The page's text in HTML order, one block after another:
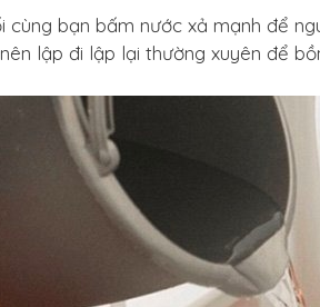
cùng bạn bấm nước xả mạnh để
lập đi lập lại thường xuyên để